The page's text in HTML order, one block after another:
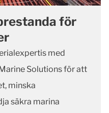
för
med
Solutions för att
minska
säkra marina